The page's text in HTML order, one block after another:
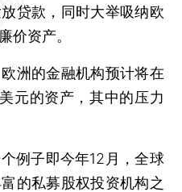
贷款，同时大举吸纳欧
价资产。
的金融机构预计将在
元的资产，其中的压力
子即今年12月，全球
的私募股权投资机构之